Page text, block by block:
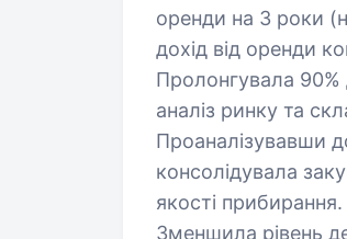
оренди на 3 роки
дохід від оренди
Пролонгувала 90%
аналіз ринку та
Проаналізувавши
консолідувала
якості прибирання.
Зменшила рівень